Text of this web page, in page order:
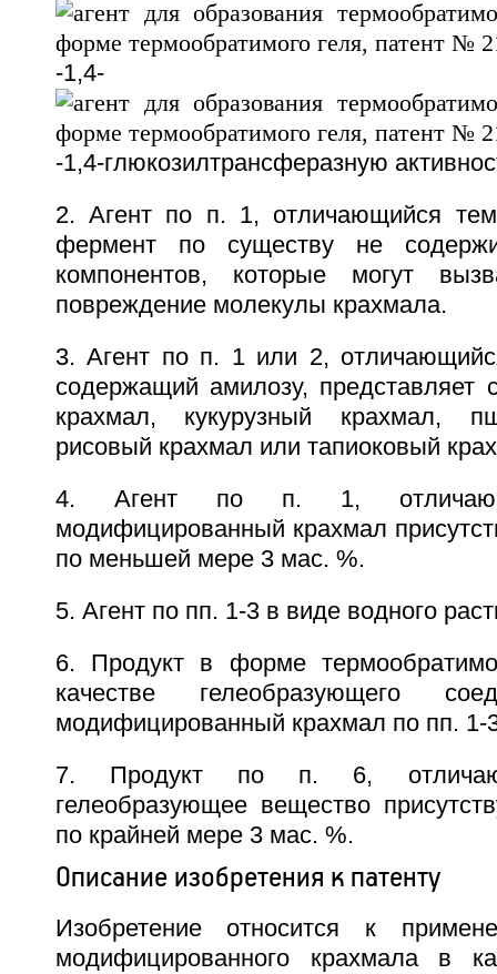
-1,4-
-1,4-глюкозилтрансферазную
2. Агент по п. 1, отличающийся
фермент по существу не
компонентов, которые могут
повреждение молекулы крахмала.
3. Агент по п. 1 или 2,
содержащий амилозу, представляет
крахмал, кукурузный крахмал,
рисовый крахмал или тапиоковый
4. Агент по п. 1,
модифицированный крахмал
по меньшей мере 3 мас. %.
5. Агент по пп. 1-3 в виде водного
6. Продукт в форме
качестве гелеобразующего
модифицированный крахмал по пп. 1-
7. Продукт по п. 6,
гелеобразующее вещество
по крайней мере 3 мас. %.
Описание изобретения к патенту
Изобретение относится к
модифицированного крахмала в